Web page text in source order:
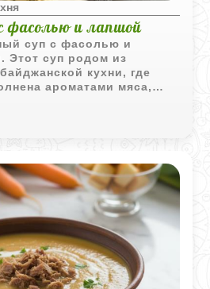
фасолью и лапшой
суп с фасолью и
Этот суп родом из
кухни, где
ароматами мяса,
уюта. Он сочетает в
шарики, мягкую фасоль,
делает еду по-